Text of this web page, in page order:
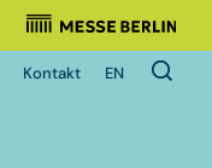
Veranstalter:
Kontakt EN